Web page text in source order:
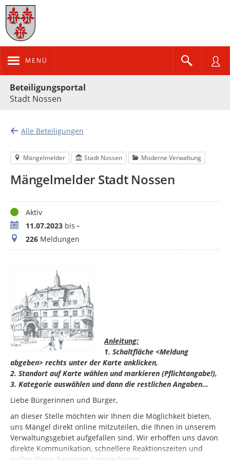
MENÜ
Beteiligungsportal
Stadt Nossen
Alle Beteiligungen
Mängelmelder Stadt Nossen Moderne Verwaltung
Mängelmelder Stadt Nossen
StatusAktiv
Zeitraum11.07.2023 bis -
Meldungen
226 Meldungen
Anleitung:
1. Schaltfläche <Meldung
abgeben> rechts unter der Karte anklicken,
2. Standort auf Karte wählen und markieren (Pflichtangabe!),
3. Kategorie auswählen und dann die restlichen Angaben...
Liebe Bürgerinnen und Bürger,
an dieser Stelle möchten wir Ihnen die Möglichkeit bieten,
uns Mängel direkt online mitzuteilen, die Ihnen in unserem
Verwaltungsgebiet aufgefallen sind. Wir erhoffen uns davon
direkte Kommunikation, schnellere Reaktionszeiten und